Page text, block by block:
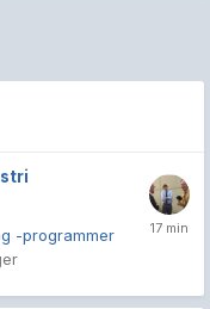
-programmer